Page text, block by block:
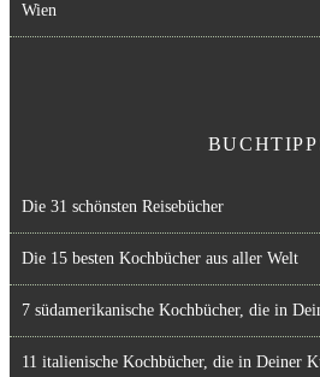
Wien
Die 31 schönsten Reisebücher
Die 15 besten Kochbücher aus aller Welt
7 südamerikanische Kochbücher, die in
11 italienische Kochbücher, die in Deiner